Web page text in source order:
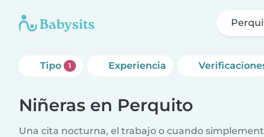
Tipo 1 Experiencia
Niñeras en Perquito
Una cita nocturna, el trabajo o cuando